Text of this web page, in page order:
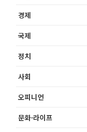
경제
국제
정치
사회
오피니언
문화·라이프